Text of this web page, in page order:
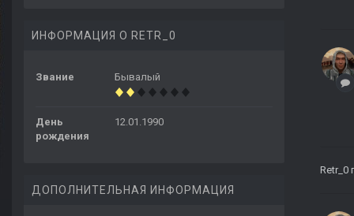
ИНФОРМАЦИЯ О RETR_0
Звание Бывалый
День
рождения
12.01.1990
ДОПОЛНИТЕЛЬНАЯ ИНФОРМАЦИЯ
Retr_0